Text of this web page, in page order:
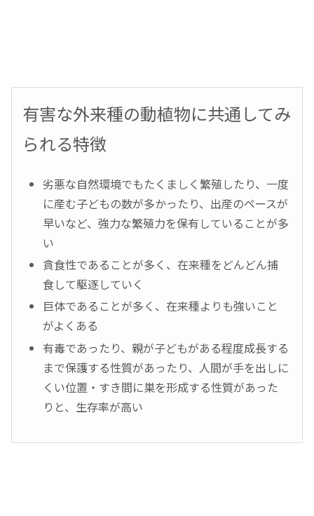
有害な外来種の動植物に共通してみ
られる特徴
劣悪な自然環境でもたくましく繁殖したり、一度
に産む子どもの数が多かったり、出産のペースが
早いなど、強力な繁殖力を保有していることが多
い
貪食性であることが多く、在来種をどんどん捕
食して駆逐していく
巨体であることが多く、在来種よりも強いこと
がよくある
有毒であったり、親が子どもがある程度成長する
まで保護する性質があったり、人間が手を出しに
くい位置・すき間に巣を形成する性質があった
りと、生存率が高い